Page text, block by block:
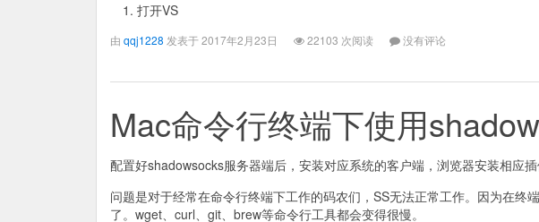
打开VS
由 qqj1228 发表于 2017年2月23日 22103 次阅读 没有评论
Mac命令行终端下使用
配置好shadowsocks服务器端后，安装对应系统的客户端，浏览器安装相应
问题是对于经常在命令行终端下工作的码农们，SS无法正常工作。因为在终
了。wget、curl、git、brew等命令行工具都会变得很慢。